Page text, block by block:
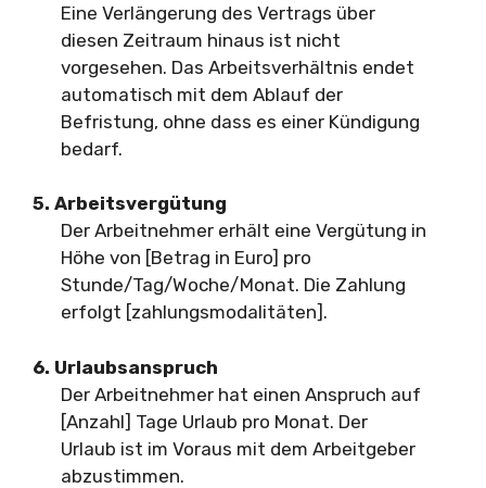
Eine Verlängerung des Vertrags über
diesen Zeitraum hinaus ist nicht
vorgesehen. Das Arbeitsverhältnis endet
automatisch mit dem Ablauf der
Befristung, ohne dass es einer Kündigung
bedarf.
5. Arbeitsvergütung
Der Arbeitnehmer erhält eine Vergütung in
Höhe von [Betrag in Euro] pro
Stunde/Tag/Woche/Monat. Die Zahlung
erfolgt [zahlungsmodalitäten].
6. Urlaubsanspruch
Der Arbeitnehmer hat einen Anspruch auf
[Anzahl] Tage Urlaub pro Monat. Der
Urlaub ist im Voraus mit dem Arbeitgeber
abzustimmen.